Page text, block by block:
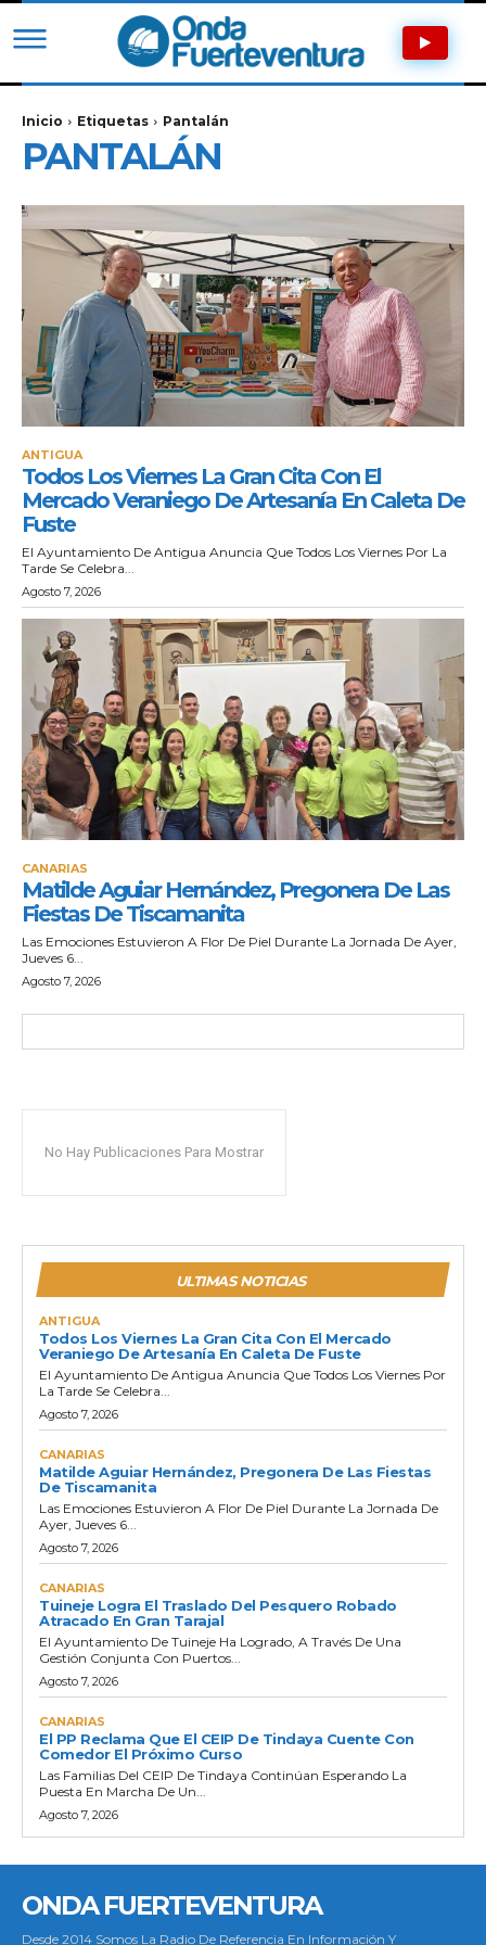
Inicio Etiquetas Pantalán
PANTALÁN
ANTIGUA
Todos Los Viernes La Gran Cita Con El
Mercado Veraniego De Artesanía En Caleta De
Fuste
El Ayuntamiento De Antigua Anuncia Que Todos Los Viernes Por La
Tarde Se Celebra...
Agosto 7, 2026
CANARIAS
Matilde Aguiar Hernández, Pregonera De Las
Fiestas De Tiscamanita
Las Emociones Estuvieron A Flor De Piel Durante La Jornada De Ayer,
Jueves 6...
Agosto 7, 2026
No Hay Publicaciones Para Mostrar
ULTIMAS NOTICIAS
ANTIGUA
Todos Los Viernes La Gran Cita Con El Mercado
Veraniego De Artesanía En Caleta De Fuste
El Ayuntamiento De Antigua Anuncia Que Todos Los Viernes Por
La Tarde Se Celebra...
Agosto 7, 2026
CANARIAS
Matilde Aguiar Hernández, Pregonera De Las Fiestas
De Tiscamanita
Las Emociones Estuvieron A Flor De Piel Durante La Jornada De
Ayer, Jueves 6...
Agosto 7, 2026
CANARIAS
Tuineje Logra El Traslado Del Pesquero Robado
Atracado En Gran Tarajal
El Ayuntamiento De Tuineje Ha Logrado, A Través De Una
Gestión Conjunta Con Puertos...
Agosto 7, 2026
CANARIAS
El PP Reclama Que El CEIP De Tindaya Cuente Con
Comedor El Próximo Curso
Las Familias Del CEIP De Tindaya Continúan Esperando La
Puesta En Marcha De Un...
Agosto 7, 2026
ONDA FUERTEVENTURA
Desde 2014 Somos La Radio De Referencia En Información Y